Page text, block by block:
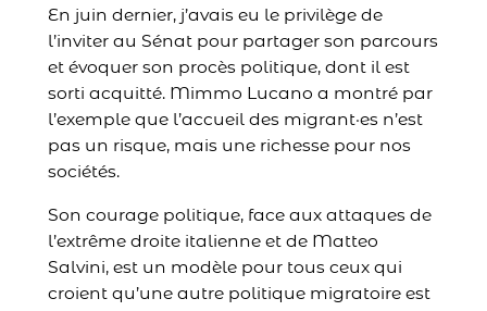
En juin dernier, j’avais eu le privilège de
l’inviter au Sénat pour partager son parcours
et évoquer son procès politique, dont il est
sorti acquitté. Mimmo Lucano a montré par
l’exemple que l’accueil des migrant·es n’est
pas un risque, mais une richesse pour nos
sociétés.
Son courage politique, face aux attaques de
l’extrême droite italienne et de Matteo
Salvini, est un modèle pour tous ceux qui
croient qu’une autre politique migratoire est